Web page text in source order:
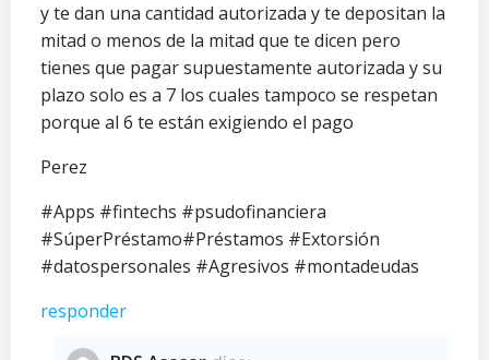
y te dan una cantidad autorizada y te depositan la
mitad o menos de la mitad que te dicen pero
tienes que pagar supuestamente autorizada y su
plazo solo es a 7 los cuales tampoco se respetan
porque al 6 te están exigiendo el pago
Perez
#Apps #fintechs #psudofinanciera
#SúperPréstamo#Préstamos #Extorsión
#datospersonales #Agresivos #montadeudas
responder